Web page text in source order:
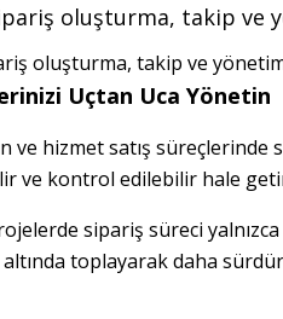
oluşturma, takip
oluşturma, takip ve
Uçtan Uca Yönetin
ve hizmet satış
ve kontrol edilebilir hale
sipariş süreci
altında toplayarak daha